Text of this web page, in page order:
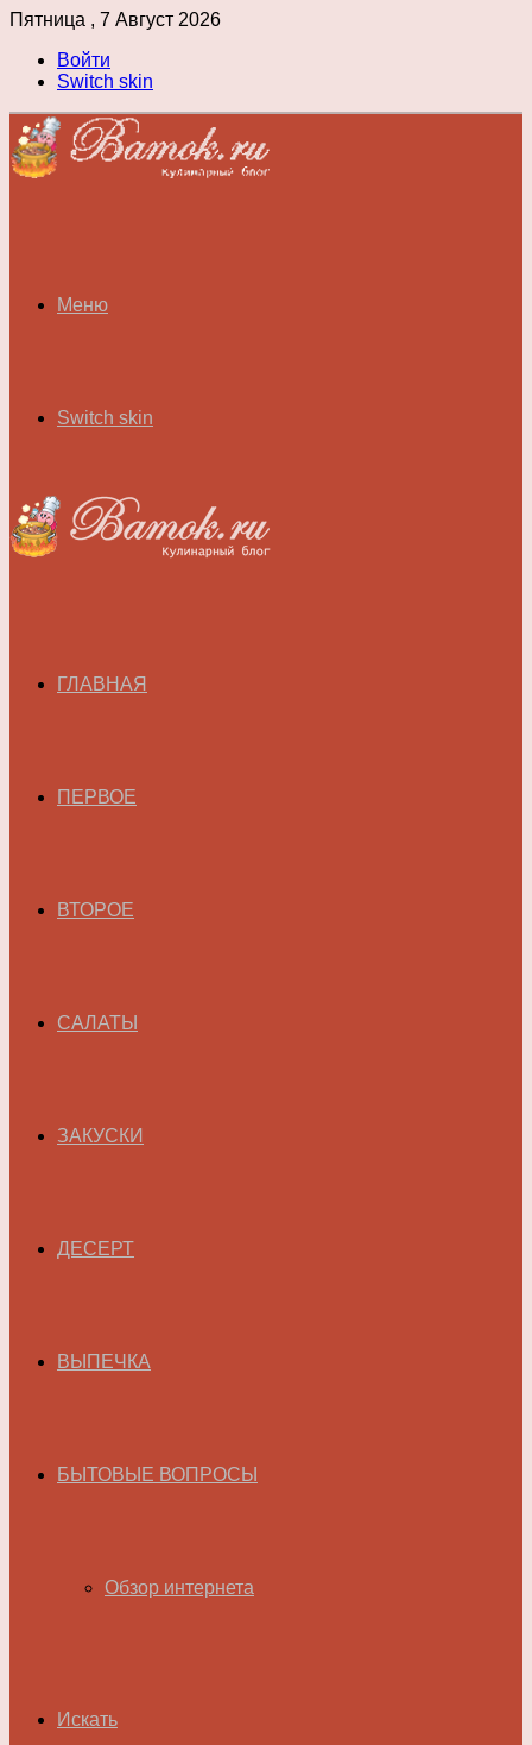
Пятница , 7 Август 2026
Войти
Switch skin
Меню
Switch skin
ГЛАВНАЯ
ПЕРВОЕ
ВТОРОЕ
САЛАТЫ
ЗАКУСКИ
ДЕСЕРТ
ВЫПЕЧКА
БЫТОВЫЕ ВОПРОСЫ
Обзор интернета
Искать